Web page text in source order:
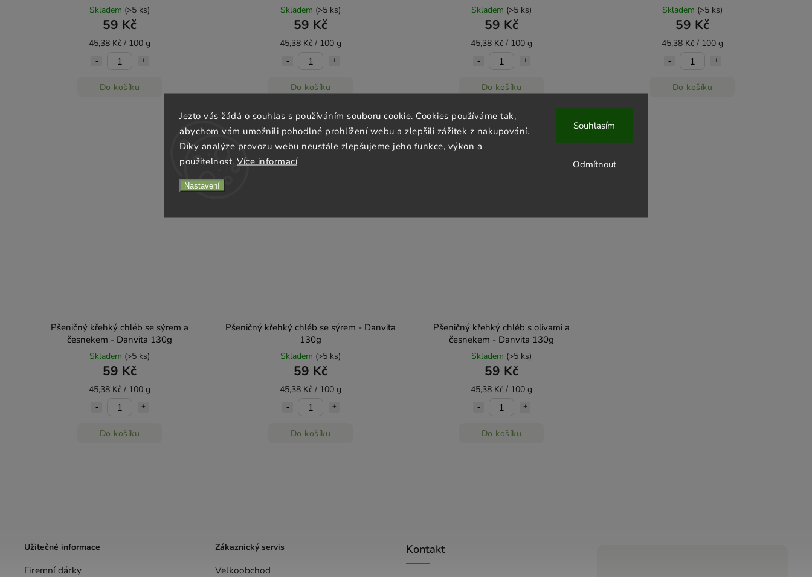
Jezto vás žádá o souhlas s používáním souboru cookie. Cookies používáme tak,
abychom vám umožnili pohodlné prohlížení webu a zlepšili zážitek z nakupování.
Díky analýze provozu webu neustále zlepšujeme jeho funkce, výkon a
použitelnost. Více informací
Nastavení
Odmítnout
Souhlasím
Skladem (>5 ks)
59 Kč
45,38 Kč / 100 g
Do košíku
Skladem (>5 ks)
59 Kč
45,38 Kč / 100 g
Do košíku
Skladem (>5 ks)
59 Kč
45,38 Kč / 100 g
Do košíku
Skladem (>5 ks)
59 Kč
45,38 Kč / 100 g
Do košíku
Pšeničný křehký chléb se sýrem a
česnekem - Danvita 130g
Skladem (>5 ks)
59 Kč
45,38 Kč / 100 g
Do košíku
Pšeničný křehký chléb se sýrem - Danvita
130g
Skladem (>5 ks)
59 Kč
45,38 Kč / 100 g
Do košíku
Pšeničný křehký chléb s olivami a
česnekem - Danvita 130g
Skladem (>5 ks)
59 Kč
45,38 Kč / 100 g
Do košíku
Užitečné informace
Firemní dárky
Zákaznický servis
Velkoobchod
Kontakt